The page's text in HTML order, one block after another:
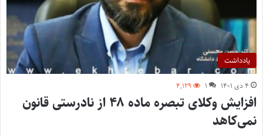
یادداشت
۴ دی ۱۴۰۱ ۱ ۴,۱۲۹
افزایش وکلای تبصره ماده ۴۸ از نادرستی قانون
نمی‌کاهد